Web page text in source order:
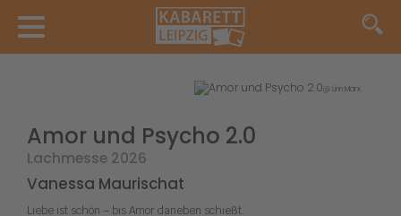
@ Linn Marx
Amor und Psycho 2.0
Lachmesse 2026
Vanessa Maurischat
Liebe ist schön – bis Amor daneben schießt.